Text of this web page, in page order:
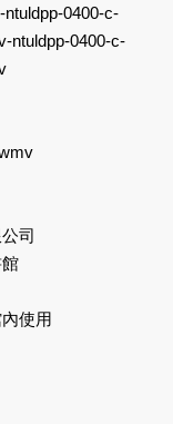
0400-c-
ntuldpp-0400-c-
司
使用